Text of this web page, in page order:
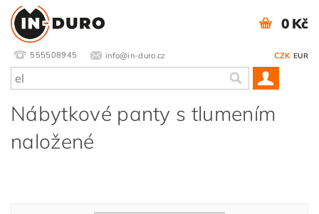
555508945 info@in-duro.cz CZK EUR
0 Kč
Nábytkové panty s tlumením
naložené